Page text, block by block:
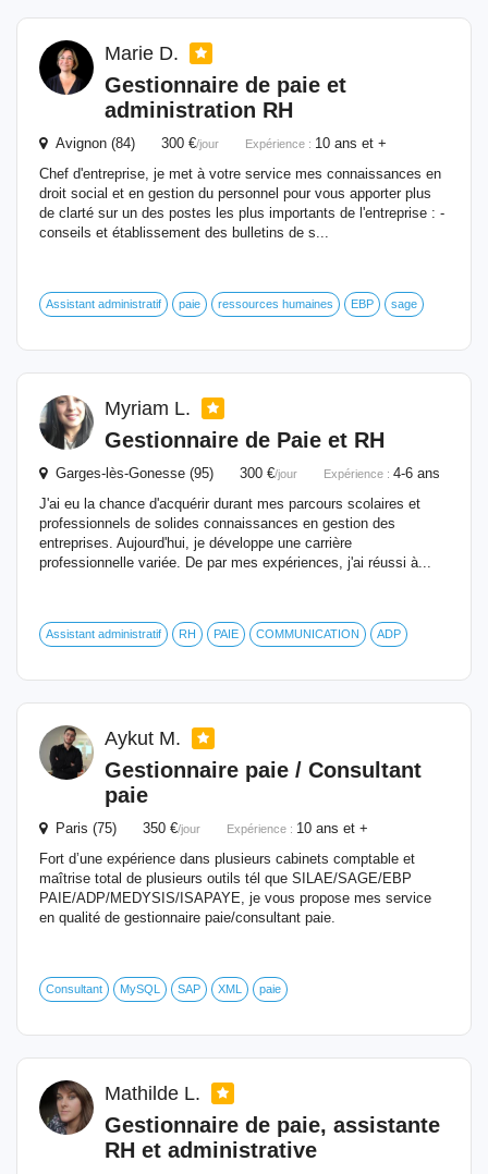
Marie D.
Gestionnaire de paie et
administration RH
Avignon (84) 300 €/jour Expérience : 10 ans et +
Chef d'entreprise, je met à votre service mes connaissances en
droit social et en gestion du personnel pour vous apporter plus
de clarté sur un des postes les plus importants de l'entreprise : -
conseils et établissement des bulletins de s...
Assistant administratif paie ressources humaines EBP sage
Myriam L.
Gestionnaire de Paie et RH
Garges-lès-Gonesse (95) 300 €/jour Expérience : 4-6 ans
J'ai eu la chance d'acquérir durant mes parcours scolaires et
professionnels de solides connaissances en gestion des
entreprises. Aujourd'hui, je développe une carrière
professionnelle variée. De par mes expériences, j'ai réussi à...
Assistant administratif RH PAIE COMMUNICATION ADP
Aykut M.
Gestionnaire paie / Consultant
paie
Paris (75) 350 €/jour Expérience : 10 ans et +
Fort d’une expérience dans plusieurs cabinets comptable et
maîtrise total de plusieurs outils tél que SILAE/SAGE/EBP
PAIE/ADP/MEDYSIS/ISAPAYE, je vous propose mes service
en qualité de gestionnaire paie/consultant paie.
Consultant MySQL SAP XML paie
Mathilde L.
Gestionnaire de paie, assistante
RH et administrative